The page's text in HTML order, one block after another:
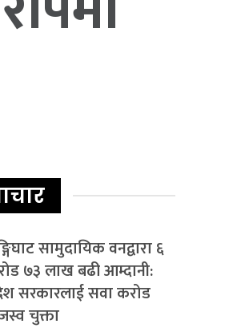
सामुदायिक वनद्वारा ६
७३ लाख बढी आम्दानी:
सरकारलाई सवा करोड
चुक्ता